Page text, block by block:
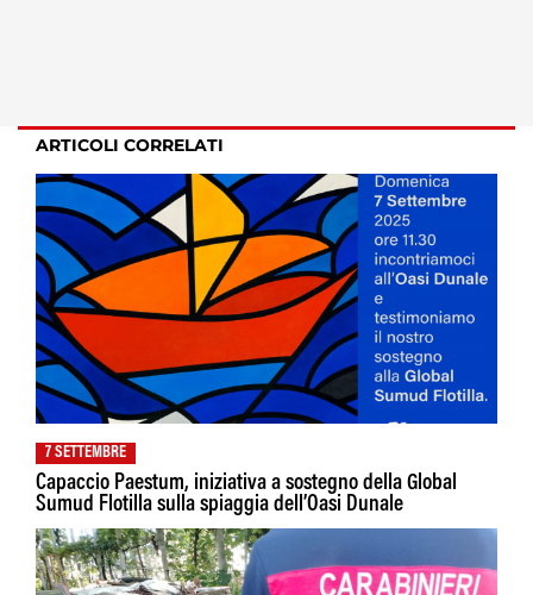
ARTICOLI CORRELATI
7 SETTEMBRE
Capaccio Paestum, iniziativa a sostegno della Global
Sumud Flotilla sulla spiaggia dell’Oasi Dunale